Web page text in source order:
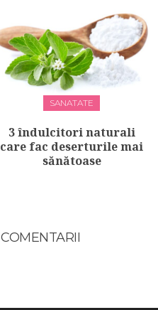
SANATATE
3 îndulcitori naturali
care fac deserturile mai
sănătoase
COMENTARII